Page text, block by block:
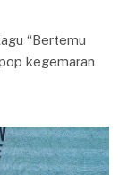
“Bertemu
kegemaran